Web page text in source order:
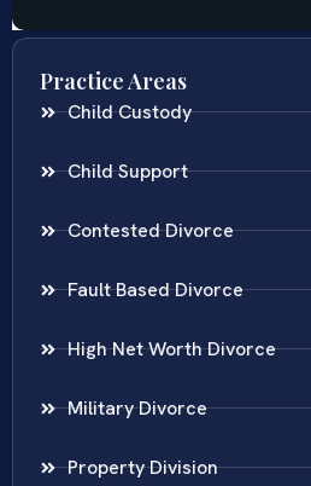
Practice Areas
Child Custody
Child Support
Contested Divorce
Fault Based Divorce
High Net Worth Divorce
Military Divorce
Property Division